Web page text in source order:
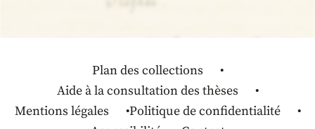
Plan des collections
Aide à la consultation des thèses
Mentions légales
Politique de confidentialité